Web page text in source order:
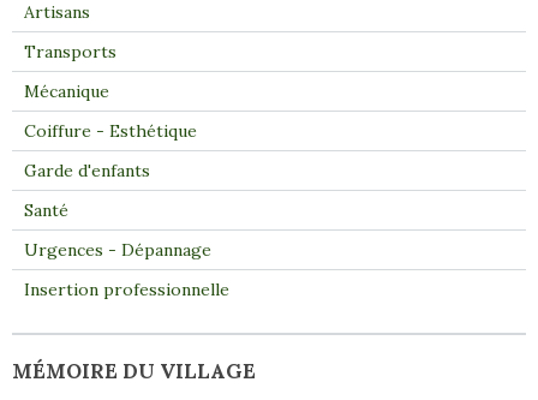
Artisans
Transports
Mécanique
Coiffure - Esthétique
Garde d'enfants
Santé
Urgences - Dépannage
Insertion professionnelle
MÉMOIRE DU VILLAGE